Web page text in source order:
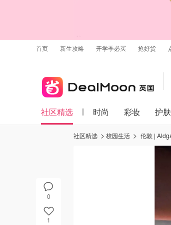
首页 新生攻略 开学季必买 抢好货
社区精选 时尚 彩妆 护肤
0
1
社区精选 校园生活 伦敦 |